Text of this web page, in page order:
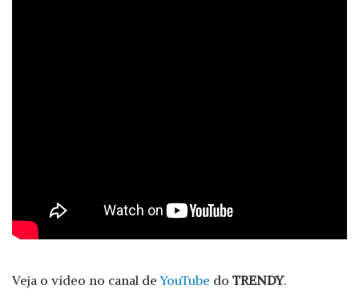
Veja o vídeo no canal deYouTube do TRENDY.